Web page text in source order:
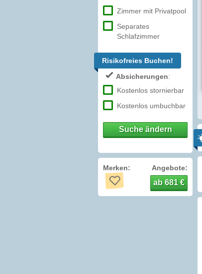
Zimmer mit Privatpool
Separates
Schlafzimmer
Risikofreies Buchen!
Absicherungen:
Kostenlos stornierbar
Kostenlos umbuchbar
Suche ändern
Merken: Angebote:
ab 681 €